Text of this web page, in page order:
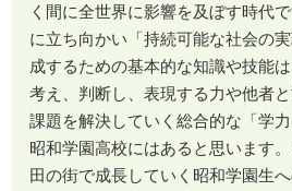
く間に全世界に影響を及ぼす時代
に立ち向かい「持続可能な社会の
成するための基本的な知識や技能
考え、判断し、表現する力や他者
課題を解決していく総合的な「学
昭和学園高校にはあると思います
田の街で成長していく昭和学園生